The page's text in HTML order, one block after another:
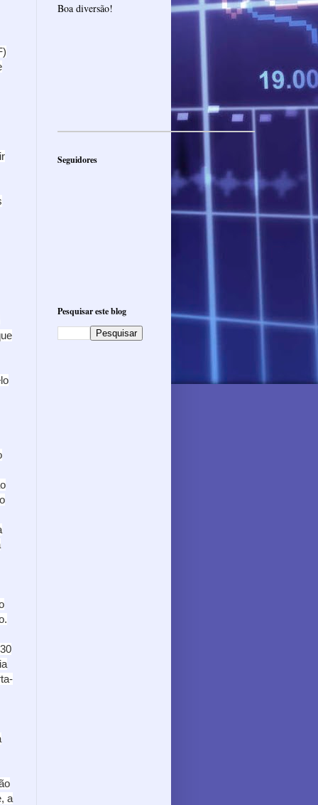
a
Boa diversão!
Seguidores
Pesquisar este blog